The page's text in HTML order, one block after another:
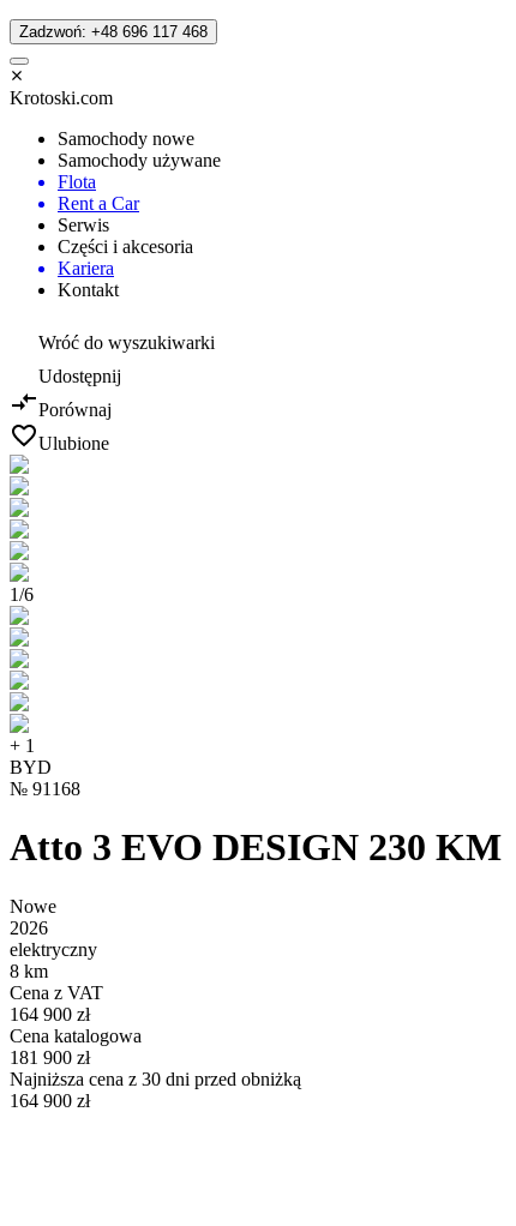
Zadzwoń: +48 696 117 468
Krotoski.com
Samochody nowe
Samochody używane
Flota
Rent a Car
Serwis
Części i akcesoria
Kariera
Kontakt
Wróć do wyszukiwarki
Udostępnij
Porównaj
Ulubione
1/6
+ 1
BYD
№ 91168
Atto 3 EVO DESIGN 230 KM
Nowe
2026
elektryczny
8 km
Cena z VAT
164 900 zł
Cena katalogowa
181 900 zł
Najniższa cena z 30 dni przed obniżką
164 900 zł